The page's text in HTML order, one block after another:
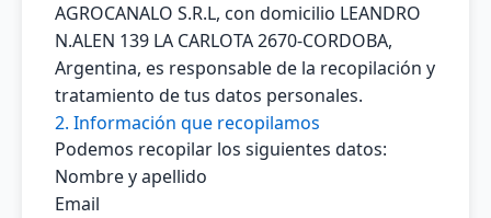
AGROCANALO S.R.L, con domicilio LEANDRO
N.ALEN 139 LA CARLOTA 2670-CORDOBA,
Argentina, es responsable de la recopilación y
tratamiento de tus datos personales.
2. Información que recopilamos
Podemos recopilar los siguientes datos:
Nombre y apellido
Email